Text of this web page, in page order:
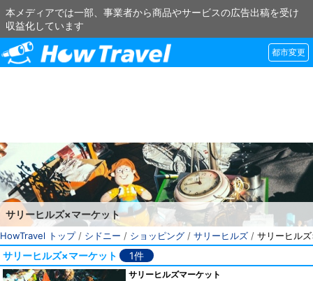
本メディアでは一部、事業者から商品やサービスの広告出稿を受け
収益化しています
都市変更
サリーヒルズ×マーケット
HowTravel トップ/ シドニー / ショッピング / サリーヒルズ / サリーヒル
サリーヒルズ×マーケット 1件
サリーヒルズマーケット